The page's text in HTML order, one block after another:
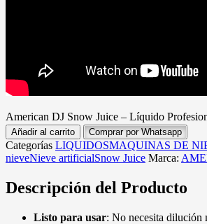
American DJ Snow Juice – Líquido
Añadir al carrito Comprar por Whatsapp
Categorías LIQUIDOSMAQUINAS DE
nieveNieve artificialSnow Juice Marca:
Descripción del Producto
Listo para usar: No necesita dilución